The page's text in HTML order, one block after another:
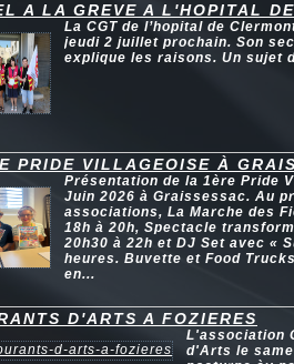
A LA GREVE A L'HOPITAL
La CGT de l’hopital de
jeudi 2 juillet prochain. Son
explique les raisons. Un sujet
PRIDE VILLAGEOISE À
Présentation de la 1ère Pride
Juin 2026 à Graissessac. Au
associations, La Marche des
18h à 20h, Spectacle
20h30 à 22h et DJ Set avec «
heures. Buvette et Food
en...
D'ARTS A FOZIERES
L'association
d'Arts le